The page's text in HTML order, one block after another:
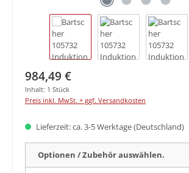
Regulärer Preis:
984,49 €
Inhalt: 1 Stück
Preis inkl. MwSt. + ggf. Versandkosten
Lieferzeit: ca. 3-5 Werktage (Deutschland)
Optionen / Zubehör auswählen.